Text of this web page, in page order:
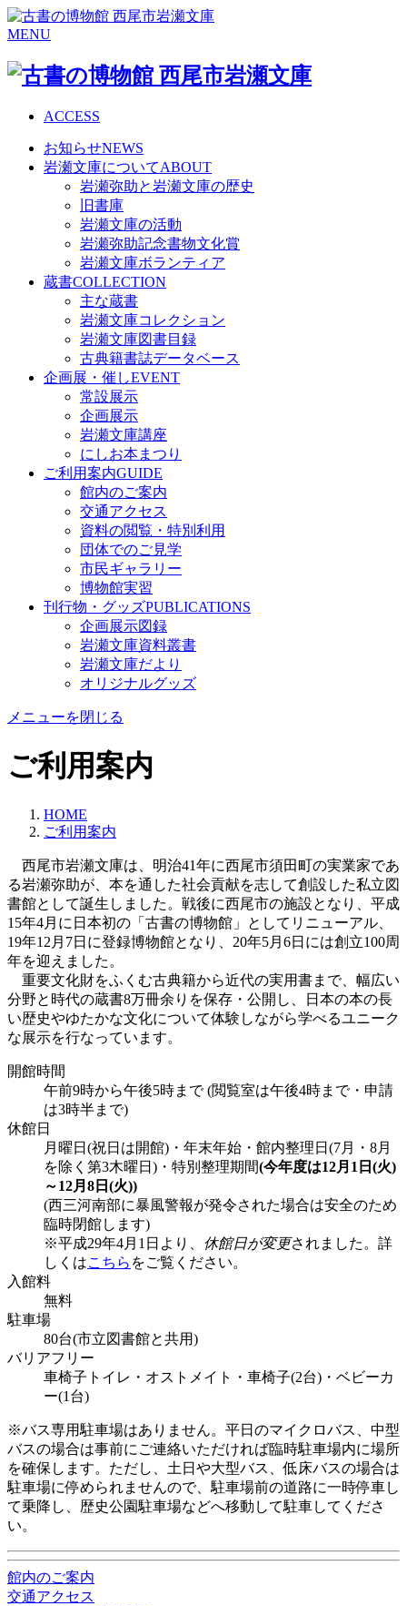
MENU
ACCESS
お知らせNEWS
岩瀬文庫についてABOUT
岩瀬弥助と岩瀬文庫の歴史
旧書庫
岩瀬文庫の活動
岩瀬弥助記念書物文化賞
岩瀬文庫ボランティア
蔵書COLLECTION
主な蔵書
岩瀬文庫コレクション
岩瀬文庫図書目録
古典籍書誌データベース
企画展・催しEVENT
常設展示
企画展示
岩瀬文庫講座
にしお本まつり
ご利用案内GUIDE
館内のご案内
交通アクセス
資料の閲覧・特別利用
団体でのご見学
市民ギャラリー
博物館実習
刊行物・グッズPUBLICATIONS
企画展示図録
岩瀬文庫資料叢書
岩瀬文庫だより
オリジナルグッズ
メニューを閉じる
ご利用案内
HOME
ご利用案内
西尾市岩瀬文庫は、明治41年に西尾市須田町の実業家であ
る岩瀬弥助が、本を通した社会貢献を志して創設した私立図
書館として誕生しました。戦後に西尾市の施設となり、平成
15年4月に日本初の「古書の博物館」としてリニューアル、
19年12月7日に登録博物館となり、20年5月6日には創立100周
年を迎えました。
重要文化財をふくむ古典籍から近代の実用書まで、幅広い
分野と時代の蔵書8万冊余りを保存・公開し、日本の本の長
い歴史やゆたかな文化について体験しながら学べるユニーク
な展示を行なっています。
開館時間
午前9時から午後5時まで (閲覧室は午後4時まで・申請
は3時半まで)
休館日
月曜日(祝日は開館)・年末年始・館内整理日(7月・8月
を除く第3木曜日)・特別整理期間(今年度は12月1日(火)
～12月8日(火))
(西三河南部に暴風警報が発令された場合は安全のため
臨時閉館します)
※平成29年4月1日より、 休館日が変更されました。詳
しくはこちら をご覧ください。
入館料
無料
駐車場
80台(市立図書館と共用)
バリアフリー
車椅子トイレ・オストメイト・車椅子(2台)・ベビーカ
ー(1台)
※バス専用駐車場はありません。平日のマイクロバス、中型
バスの場合は事前にご連絡いただければ臨時駐車場内に場所
を確保します。ただし、土日や大型バス、低床バスの場合は
駐車場に停められませんので、駐車場前の道路に一時停車し
て乗降し、歴史公園駐車場などへ移動して駐車してくださ
い。
館内のご案内
交通アクセス